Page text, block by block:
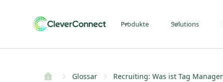
Produkte Solutions
Glossar Recruiting: Was ist Tag